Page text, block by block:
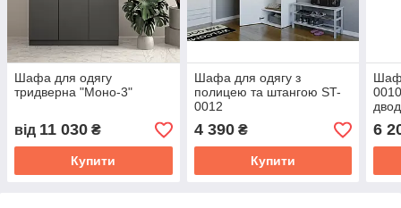
Шафа для одягу
тридверна "Моно-3"
від 11 030 ₴
Купити
Шафа для одягу з
полицею та штангою ST-
0012
4 390₴
Купити
6